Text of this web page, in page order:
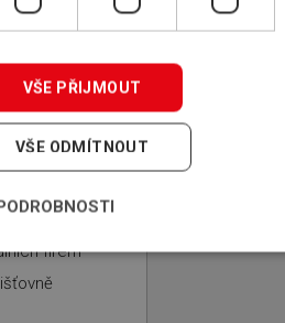
pojištění
kapitál,
sítě
ICBA
nabídka,
firem
VŠE PŘIJMOUT
VŠE ODMÍTNOUT